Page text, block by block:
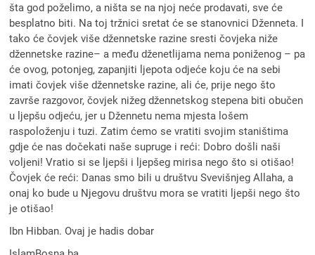
šta god poželimo, a ništa se na njoj neće prodavati, sve će
besplatno biti. Na toj tržnici sretat će se stanovnici Dženneta. I
tako će čovjek više džennetske razine sresti čovjeka niže
džennetske razine– a među dženetlijama nema poniženog – pa
će ovog, potonjeg, zapanjiti ljepota odjeće koju će na sebi
imati čovjek više džennetske razine, ali će, prije nego što
završe razgovor, čovjek nižeg džennetskog stepena biti obučen
u ljepšu odjeću, jer u Džennetu nema mjesta lošem
raspoloženju i tuzi. Zatim ćemo se vratiti svojim staništima
gdje će nas dočekati naše supruge i reći: Dobro došli naši
voljeni! Vratio si se ljepši i ljepšeg mirisa nego što si otišao!
Čovjek će reći: Danas smo bili u društvu Svevišnjeg Allaha, a
onaj ko bude u Njegovu društvu mora se vratiti ljepši nego što
je otišao!
Ibn Hibban. Ovaj je hadis dobar